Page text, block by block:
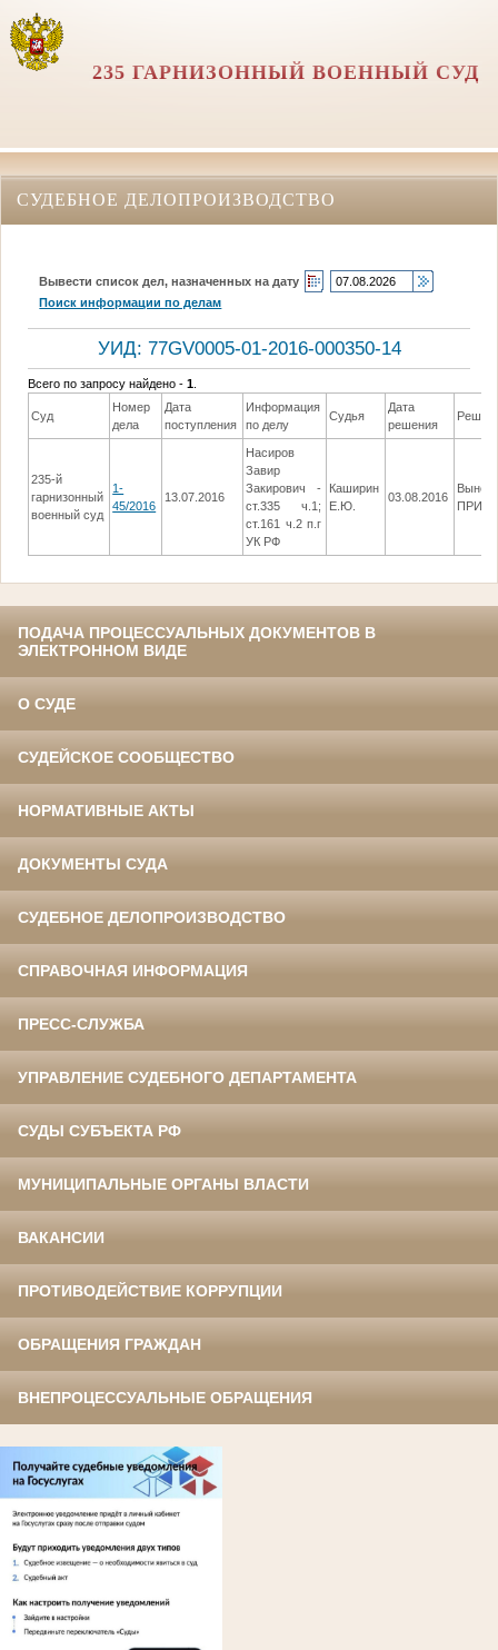
235 ГАРНИЗОННЫЙ ВОЕННЫЙ СУД
СУДЕБНОЕ ДЕЛОПРОИЗВОДСТВО
Вывести список дел, назначенных на дату
Поиск информации по делам
УИД: 77GV0005-01-2016-000350-14
Всего по запросу найдено -1
Суд
Номер
дела
Дата
поступления
Информация
по делу
Судья
Дата
решения
235-й
гарнизонный
военный суд
1-
45/2016
13.07.2016
Насиров
Завир
Закирович -
ст.335 ч.1;
ст.161 ч.2 п.г
УК РФ
Каширин
Е.Ю.
03.08.2016
ПОДАЧА ПРОЦЕССУАЛЬНЫХ ДОКУМЕНТОВ В
ЭЛЕКТРОННОМ ВИДЕ
О СУДЕ
СУДЕЙСКОЕ СООБЩЕСТВО
НОРМАТИВНЫЕ АКТЫ
ДОКУМЕНТЫ СУДА
СУДЕБНОЕ ДЕЛОПРОИЗВОДСТВО
СПРАВОЧНАЯ ИНФОРМАЦИЯ
ПРЕСС-СЛУЖБА
УПРАВЛЕНИЕ СУДЕБНОГО ДЕПАРТАМЕНТА
СУДЫ СУБЪЕКТА РФ
МУНИЦИПАЛЬНЫЕ ОРГАНЫ ВЛАСТИ
ВАКАНСИИ
ПРОТИВОДЕЙСТВИЕ КОРРУПЦИИ
ОБРАЩЕНИЯ ГРАЖДАН
ВНЕПРОЦЕССУАЛЬНЫЕ ОБРАЩЕНИЯ